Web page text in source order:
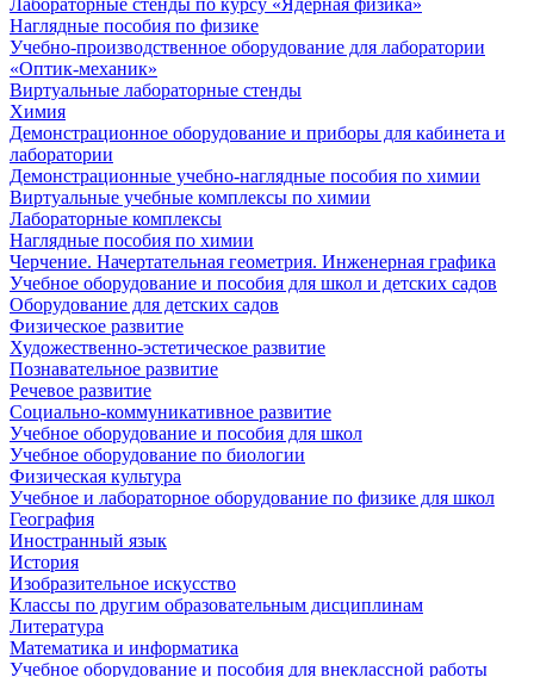
Лабораторные стенды по курсу «Ядерная физика»
Наглядные пособия по физике
Учебно-производственное оборудование для лаборатории
«Оптик-механик»
Виртуальные лабораторные стенды
Химия
Демонстрационное оборудование и приборы для кабинета и
лаборатории
Демонстрационные учебно-наглядные пособия по химии
Виртуальные учебные комплексы по химии
Лабораторные комплексы
Наглядные пособия по химии
Черчение. Начертательная геометрия. Инженерная графика
Учебное оборудование и пособия для школ и детских садов
Оборудование для детских садов
Физическое развитие
Художественно-эстетическое развитие
Познавательное развитие
Речевое развитие
Социально-коммуникативное развитие
Учебное оборудование и пособия для школ
Учебное оборудование по биологии
Физическая культура
Учебное и лабораторное оборудование по физике для школ
География
Иностранный язык
История
Изобразительное искусство
Классы по другим образовательным дисциплинам
Литература
Математика и информатика
Учебное оборудование и пособия для внеклассной работы